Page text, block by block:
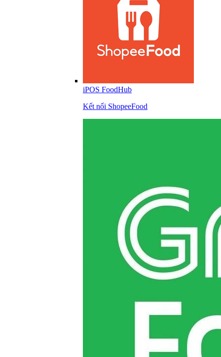
iPOS FoodHub
Kết nối ShopeeFood